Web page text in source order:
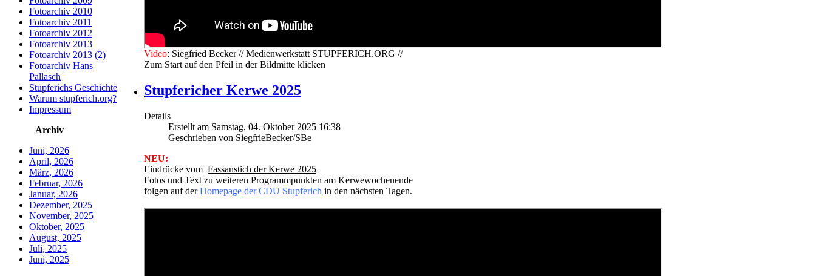
Fotoarchiv 2010
Fotoarchiv 2011
Fotoarchiv 2012
Fotoarchiv 2013
Fotoarchiv 2013 (2)
Fotoarchiv Hans
Pallasch
Stupferichs Geschichte
Warum stupferich.org?
Impressum
Archiv
Juni, 2026
April, 2026
März, 2026
Februar, 2026
Januar, 2026
Dezember, 2025
November, 2025
Oktober, 2025
August, 2025
Juli, 2025
Juni, 2025
Video: Siegfried Becker // Medienwerkstatt STUPFERICH.ORG //
Zum Start auf den Pfeil in der Bildmitte klicken
Stupfericher Kerwe 2025
Details
Erstellt am Samstag, 04. Oktober 2025 16:38
Geschrieben von SiegfrieBecker/SBe
NEU:
Eindrücke vom Fassanstich der Kerwe 2025
Fotos und Text zu weiteren Programmpunkten am Kerwewochenende
folgen auf derHomepage der CDU Stupferich in den nächsten Tagen.